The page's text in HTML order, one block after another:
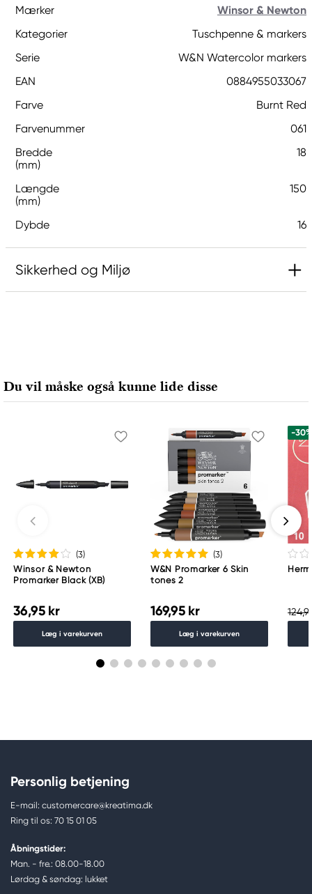
Mærker
Winsor & Newton
Kategorier
Tuschpenne & markers
Serie
W&N Watercolor markers
EAN
0884955033067
Farve
Burnt Red
Farvenummer
061
Bredde
(mm)
18
Længde
(mm)
150
Dybde 16
Sikkerhed og Miljø
61930 Trosa, Sweden
info@colart.se
Du vil måske også kunne lide disse
(3)
Winsor & Newton
Promarker Black (XB)
36,95 kr
Læg i varekurven
(3)
W&N Promarker 6 Skin
tones 2
169,95 kr
Læg i varekurven
-
Personlig betjening
E-mail: customercare@kreatima.dk
Ring til os: 70 15 01 05
Åbningstider:
Man. - fre.: 08.00-18.00
Lørdag & søndag: lukket